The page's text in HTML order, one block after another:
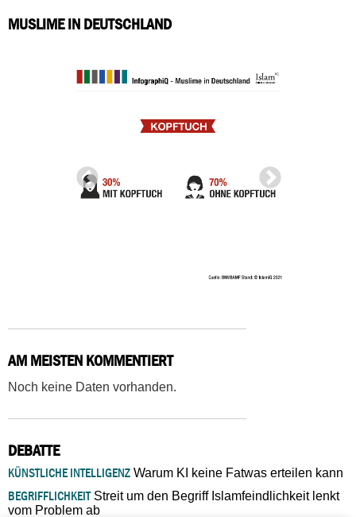
MUSLIME IN DEUTSCHLAND
AM MEISTEN KOMMENTIERT
Noch keine Daten vorhanden.
DEBATTE
KÜNSTLICHE INTELLIGENZ Warum KI keine Fatwas erteilen kann
BEGRIFFLICHKEITStreit um den Begriff Islamfeindlichkeit lenkt
vom Problem ab